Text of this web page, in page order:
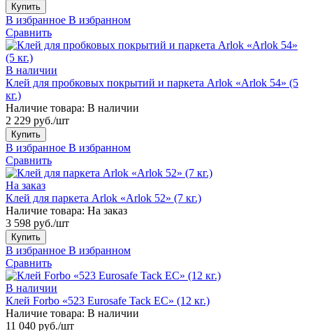
Купить
В избранное В избранном
Сравнить
В наличии
Клей для пробковых покрытий и паркета Arlok «Arlok 54» (5
кг.)
Наличие товара: В наличии
2 229 руб./шт
Купить
В избранное В избранном
Сравнить
На заказ
Клей для паркета Arlok «Arlok 52» (7 кг.)
Наличие товара: На заказ
3 598 руб./шт
Купить
В избранное В избранном
Сравнить
В наличии
Клей Forbo «523 Eurosafe Tack EC» (12 кг.)
Наличие товара: В наличии
11 040 руб./шт